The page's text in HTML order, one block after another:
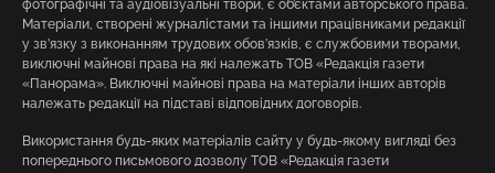
фотографічні та аудіовізуальні твори, є об’єктами авторського права.
Матеріали, створені журналістами та іншими працівниками редакції
у зв’язку з виконанням трудових обов’язків, є службовими творами,
виключні майнові права на які належать ТОВ «Редакція газети
«Панорама». Виключні майнові права на матеріали інших авторів
належать редакції на підставі відповідних договорів.
Використання будь-яких матеріалів сайту у будь-якому вигляді без
попереднього письмового дозволу ТОВ «Редакція газети